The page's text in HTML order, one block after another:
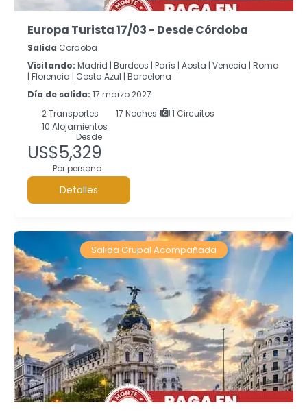
Europa Turista 17/03 - Desde Córdoba
Salida Cordoba
Visitando: Madrid | Burdeos | París | Aosta | Venecia | Roma
| Florencia | Costa Azul | Barcelona
Día de salida: 17 marzo 2027
2Transportes 17 Noches
1 Circuitos
10 Alojamientos
Desde
US$5,329
Por persona
Detalles
Salida Grupal Acompañada